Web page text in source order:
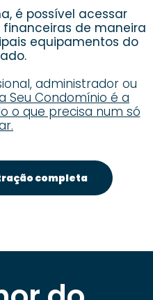
é possível acessar
de maneira
equipamentos do
administrador ou
Seu Condomínio é a
o que precisa num só
completa